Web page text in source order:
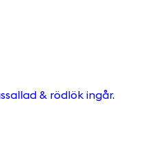
& rödlök ingår.